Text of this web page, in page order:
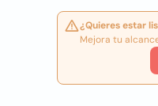
¿Quieres estar
Mejora tu